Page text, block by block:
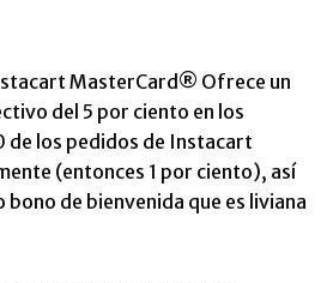
MasterCard® Ofrece un
del 5 por ciento en los
los pedidos de Instacart
(entonces 1 por ciento), así
bono de bienvenida que es liviana